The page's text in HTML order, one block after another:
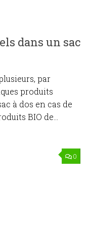
dans un sac
par
produits
à dos en cas de
BIO de...
0